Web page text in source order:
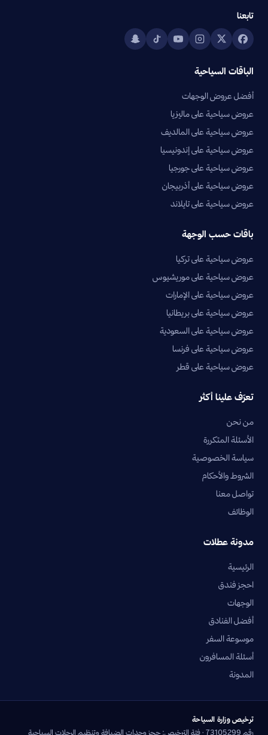
تابعنا
الباقات السياحية
أفضل عروض الوجهات
عروض سياحية على ماليزيا
عروض سياحية على المالديف
عروض سياحية على إندونيسيا
عروض سياحية على جورجيا
عروض سياحية على أذربيجان
عروض سياحية على تايلاند
باقات حسب الوجهة
عروض سياحية على تركيا
عروض سياحية على موريشيوس
عروض سياحية على الإمارات
عروض سياحية على بريطانيا
عروض سياحية على السعودية
عروض سياحية على فرنسا
عروض سياحية على قطر
تعرّف علينا أكثر
من نحن
الأسئلة المتكررة
سياسة الخصوصية
الشروط والأحكام
تواصل معنا
الوظائف
مدونة عطلات
الرئيسية
احجز فندق
الوجهات
أفضل الفنادق
موسوعة السفر
أسئلة المسافرون
المدونة
ترخيص وزارة السياحة
رقم 73105299 · فئة الترخيص: حجز وحدات الضيافة وتنظيم الرحلات السياحية